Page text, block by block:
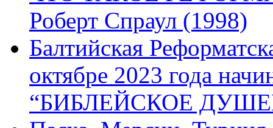
Роберт Спраул (1998)
Балтийская
октябре 2023 года
“БИБЛЕЙСКОЕ